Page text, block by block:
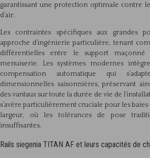
garantissant une protection optimale contre
d’air.
Les contraintes spécifiques aux grandes
approche d’ingénierie particulière, tenant
différentielles entre le support
menuiserie. Les systèmes modernes
compensation automatique qui
dimensionnelles saisonnières, préservant
des vantaux sur toute la durée de vie de
s’avère particulièrement cruciale pour les baies
largeur, où les tolérances de pose
insuffisantes.
Rails siegenia TITAN AF et leurs capacités de